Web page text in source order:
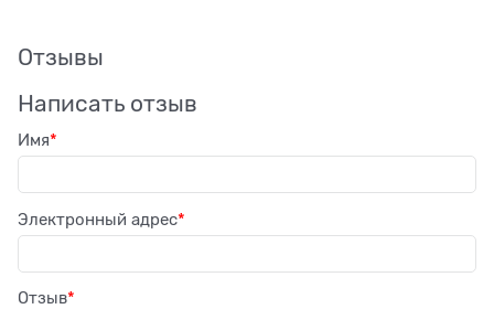
Отзывы
Написать отзыв
Имя
Электронный адрес
Отзыв